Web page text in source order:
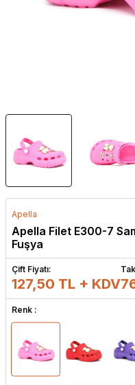
Apella
Apella Filet E300-7
Fuşya
Çift Fiyatı:
127,50 TL + KDV
Renk :